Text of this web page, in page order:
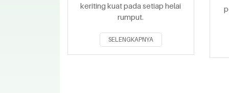
keriting kuat pada setiap helai
rumput.
SELENGKAPNYA